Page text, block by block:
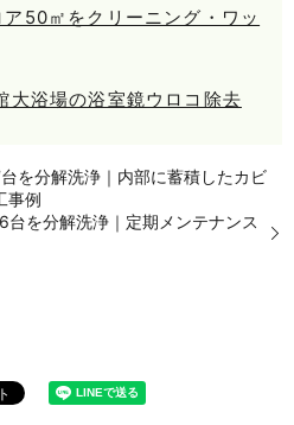
50㎡をクリーニング・ワッ
浴場の浴室鏡ウロコ除去
を分解洗浄｜内部に蓄積したカビ
事例
台を分解洗浄｜定期メンテナンス